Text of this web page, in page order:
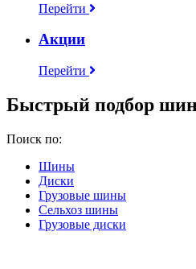
Перейти
Акции
Перейти
Быстрый подбор
Поиск по:
Шины
Диски
Грузовые шины
Сельхоз шины
Грузовые диски